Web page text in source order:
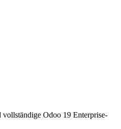
Odoo 19 Enterprise-